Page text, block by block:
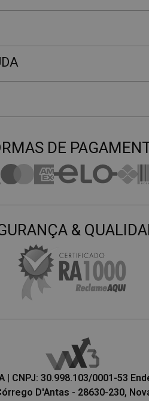
&
DE
| CNPJ: 30.998.103/0001-53
D'Antas - 28630-230,